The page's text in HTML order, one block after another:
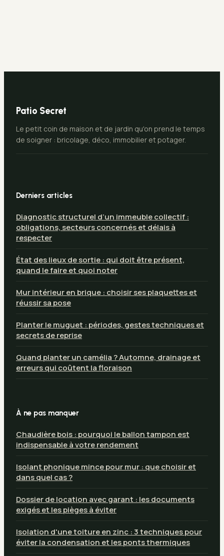
Patio Secret
Le petit coin de maison et de jardin qu'on prend le temps
de soigner : bricolage, déco, immobilier et potager.
Derniers articles
Diagnostic structurel d’un immeuble collectif :
obligations, secteurs concernés et délais à
respecter
État des lieux de sortie : qui doit être présent,
quand le faire et quoi noter
Mur intérieur en brique : choisir ses plaquettes et
réussir sa pose
Planter le muguet : périodes, gestes techniques et
secrets de reprise
Quand planter un camélia ? Automne, drainage et
erreurs qui coûtent la floraison
À ne pas manquer
Chaudière bois : pourquoi le ballon tampon est
indispensable à votre rendement
Isolant phonique mince pour mur : que choisir et
dans quel cas ?
Dossier de location avec garant : les documents
exigés et les pièges à éviter
Isolation d'une toiture en zinc : 3 techniques pour
éviter la condensation et les ponts thermiques